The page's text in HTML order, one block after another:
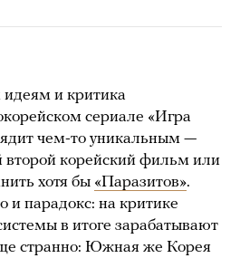
и критика
сериале «Игра
чем-то уникальным —
второй корейский фильм или
хотя бы «Паразитов».
и парадокс: на критике
в итоге зарабатывают
странно: Южная же Корея